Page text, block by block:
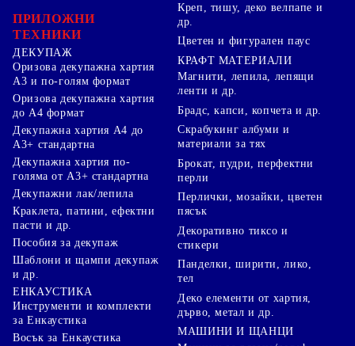
ПРИЛОЖНИ
ТЕХНИКИ
ДЕКУПАЖ
Оризова декупажна хартия
А3 и по-голям формат
Оризова декупажна хартия
до А4 формат
Декупажна хартия А4 до
А3+ стандартна
Декупажна хартия по-
голяма от А3+ стандартна
Декупажни лак/лепила
Краклета, патини, ефектни
пасти и др.
Пособия за декупаж
Шаблони и щампи декупаж
и др.
ЕНКАУСТИКА
Инструменти и комплекти
за Енкаустика
Восък за Енкаустика
Креп, тишу, деко велпапе и
др.
Цветен и фигурален паус
КРАФТ МАТЕРИАЛИ
Магнити, лепила, лепящи
ленти и др.
Брадс, капси, копчета и др.
Скрабукинг албуми и
материали за тях
Брокат, пудри, перфектни
перли
Перлички, мозайки, цветен
пясък
Декоративно тиксо и
стикери
Панделки, ширити, лико,
тел
Деко елементи от хартия,
дърво, метал и др.
МАШИНИ И ЩАНЦИ